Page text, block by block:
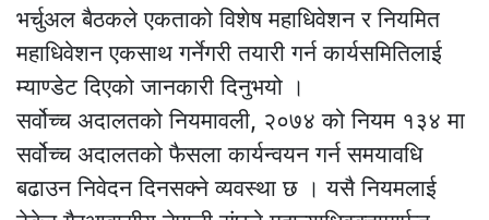
भर्चुअल बैठकले एकताको विशेष महाधिवेशन र नियमित
महाधिवेशन एकसाथ गर्नेगरी तयारी गर्न कार्यसमितिलाई
म्याण्डेट दिएको जानकारी दिनुभयो ।
सर्वोच्च अदालतको नियमावली, २०७४ को नियम १३४ मा
सर्वोच्च अदालतको फैसला कार्यन्वयन गर्न समयावधि
बढाउन निवेदन दिनसक्ने व्यवस्था छ । यसै नियमलाई